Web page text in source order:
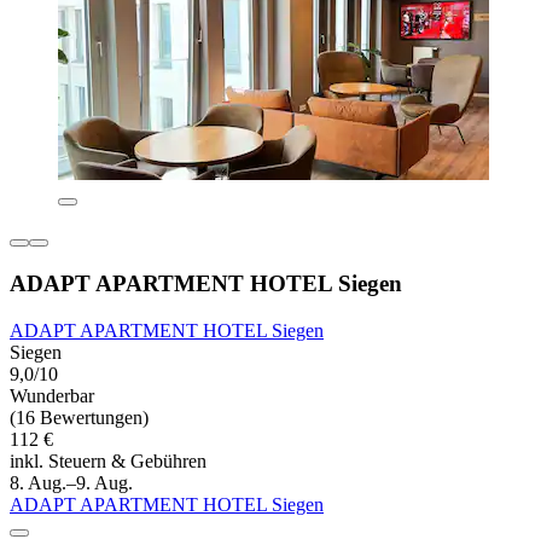
ADAPT APARTMENT HOTEL Siegen
ADAPT APARTMENT HOTEL Siegen
Siegen
9,0/10
Wunderbar
(16 Bewertungen)
112 €
inkl. Steuern & Gebühren
8. Aug.–9. Aug.
ADAPT APARTMENT HOTEL Siegen